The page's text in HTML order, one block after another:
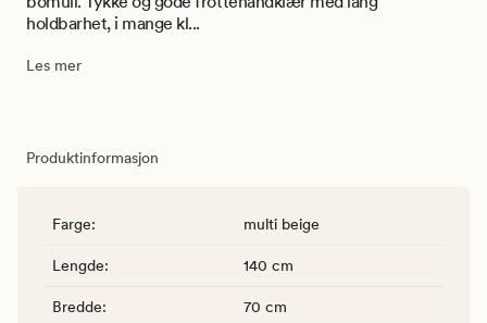
holdbarhet, i mange kl...
Les mer
Produktinformasjon
Farge: multi beige
Lengde: 140 cm
Bredde: 70 cm